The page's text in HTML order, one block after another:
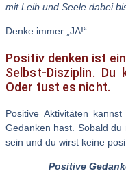
mit Leib und Seele dabei
Denke immer „JA!“
Positiv denken ist
Selbst-Disziplin.
Oder tust es nicht.
Positive Aktivitäten
Gedanken hast. Sobald
sein und du wirst keine
Positive